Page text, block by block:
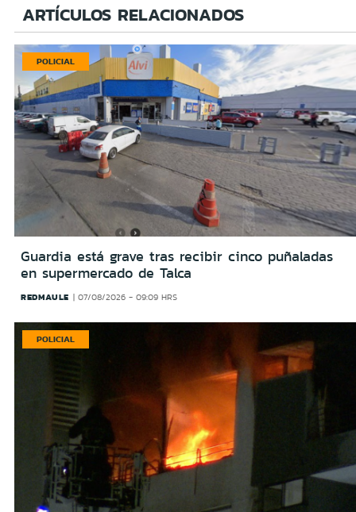
ARTÍCULOS RELACIONADOS
POLICIAL
Guardia está grave tras recibir cinco puñaladas
en supermercado de Talca
REDMAULE 07/08/2026 - 09:09 HRS
POLICIAL